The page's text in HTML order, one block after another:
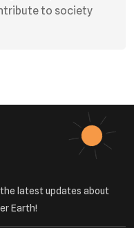
to society
latest updates about
Earth!